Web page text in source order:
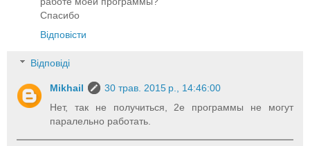
Спасибо
Відповісти
Відповіді
Mikhail
30 трав. 2015 р., 14:46:00
Нет, так не получиться, 2е программы не могут
паралельно работать.